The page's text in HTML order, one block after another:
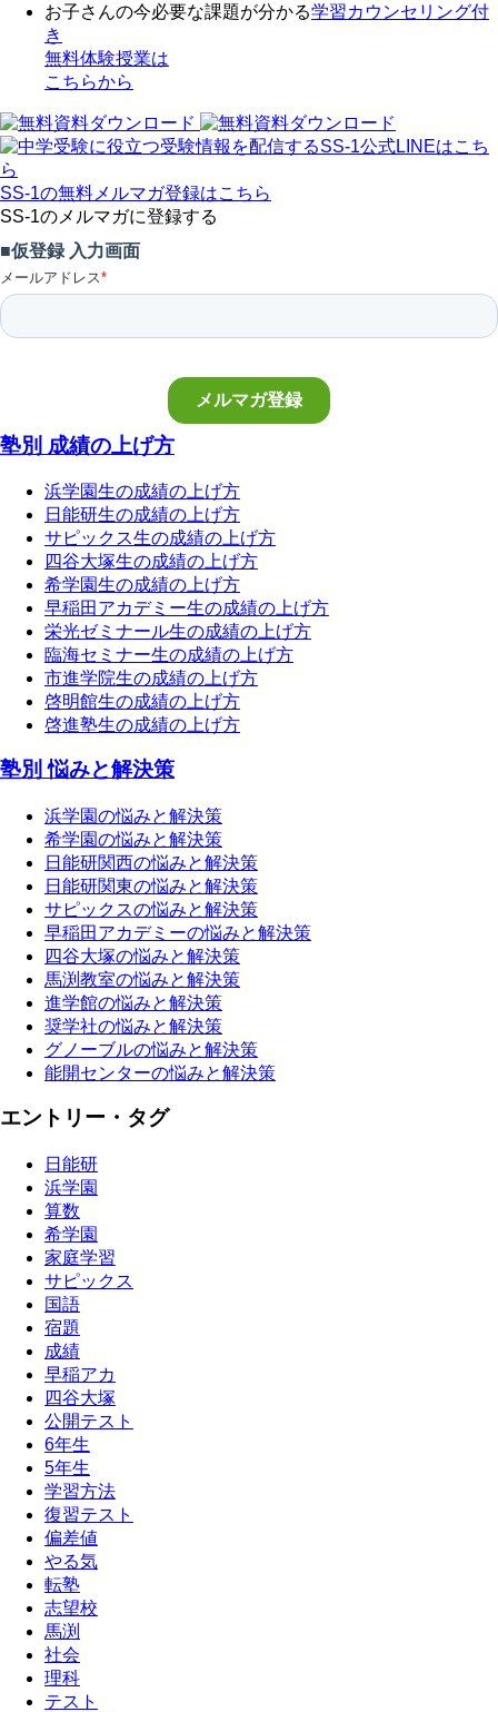
お子さんの今必要な課題が分かる学習カウンセリング付
き
無料体験授業は
こちらから
SS-1の無料メルマガ登録はこちら
SS-1のメルマガに登録する
塾別 成績の上げ方
浜学園生の成績の上げ方
日能研生の成績の上げ方
サピックス生の成績の上げ方
四谷大塚生の成績の上げ方
希学園生の成績の上げ方
早稲田アカデミー生の成績の上げ方
栄光ゼミナール生の成績の上げ方
臨海セミナー生の成績の上げ方
市進学院生の成績の上げ方
啓明館生の成績の上げ方
啓進塾生の成績の上げ方
塾別 悩みと解決策
浜学園の悩みと解決策
希学園の悩みと解決策
日能研関西の悩みと解決策
日能研関東の悩みと解決策
サピックスの悩みと解決策
早稲田アカデミーの悩みと解決策
四谷大塚の悩みと解決策
馬渕教室の悩みと解決策
進学館の悩みと解決策
奨学社の悩みと解決策
グノーブルの悩みと解決策
能開センターの悩みと解決策
エントリー・タグ
日能研
浜学園
算数
希学園
家庭学習
サピックス
国語
宿題
成績
早稲アカ
四谷大塚
公開テスト
6年生
5年生
学習方法
復習テスト
偏差値
やる気
転塾
志望校
馬渕
社会
理科
テスト